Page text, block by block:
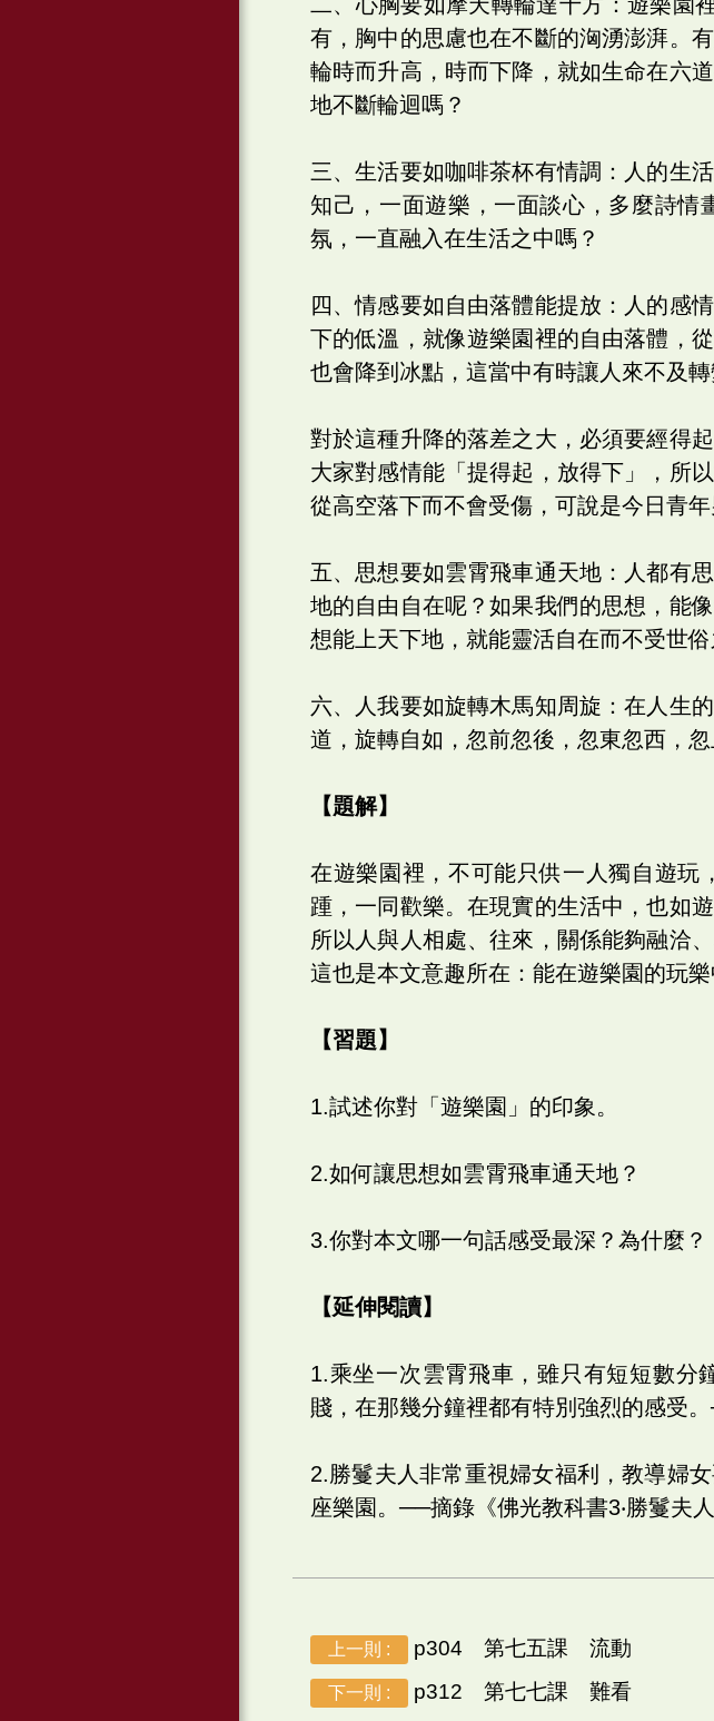
有，胸中的思慮也在不斷的洶湧澎湃。
輪時而升高，時而下降，就如生命在六
地不斷輪迴嗎？
三、生活要如咖啡茶杯有情調：人的生
知己，一面遊樂，一面談心，多麼詩
氛，一直融入在生活之中嗎？
四、情感要如自由落體能提放：人的感
下的低溫，就像遊樂園裡的自由落體，
也會降到冰點，這當中有時讓人來不及轉
對於這種升降的落差之大，必須要經得
大家對感情能「提得起，放得下」，所
從高空落下而不會受傷，可說是今日青年
五、思想要如雲霄飛車通天地：人都有
地的自由自在呢？如果我們的思想，能
想能上天下地，就能靈活自在而不受世
六、人我要如旋轉木馬知周旋：在人生
道，旋轉自如，忽前忽後，忽東忽西，
【題解】
在遊樂園裡，不可能只供一人獨自遊玩
踵，一同歡樂。在現實的生活中，也如
所以人與人相處、往來，關係能夠融洽
這也是本文意趣所在：能在遊樂園的玩樂
【習題】
1.試述你對「遊樂園」的印象。
2.如何讓思想如雲霄飛車通天地？
3.你對本文哪一句話感受最深？為什麼？
【延伸閱讀】
1.乘坐一次雲霄飛車，雖只有短短數分
賤，在那幾分鐘裡都有特別強烈的感受
2.勝鬘夫人非常重視婦女福利，教導婦
座樂園。──摘錄《佛光教科書3‧勝鬘夫人
上一則 : p304 第七五課 流動
下一則 : p312 第七七課 難看